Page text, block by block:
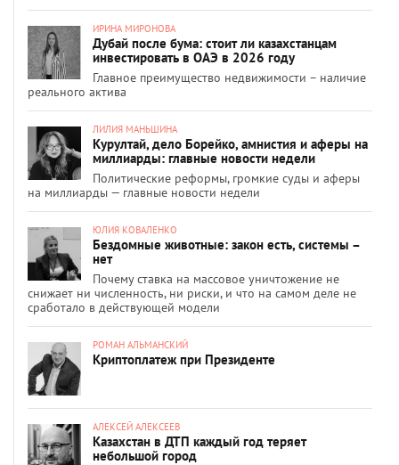
ИРИНА МИРОНОВА
Дубай после бума: стоит ли казахстанцам
инвестировать в ОАЭ в 2026 году
Главное преимущество недвижимости – наличие
реального актива
ЛИЛИЯ МАНЬШИНА
Курултай, дело Борейко, амнистия и аферы на
миллиарды: главные новости недели
Политические реформы, громкие суды и аферы
на миллиарды — главные новости недели
ЮЛИЯ КОВАЛЕНКО
Бездомные животные: закон есть, системы –
нет
Почему ставка на массовое уничтожение не
снижает ни численность, ни риски, и что на самом деле не
сработало в действующей модели
РОМАН АЛЬМАНСКИЙ
Криптоплатеж при Президенте
АЛЕКСЕЙ АЛЕКСЕЕВ
Казахстан в ДТП каждый год теряет
небольшой город